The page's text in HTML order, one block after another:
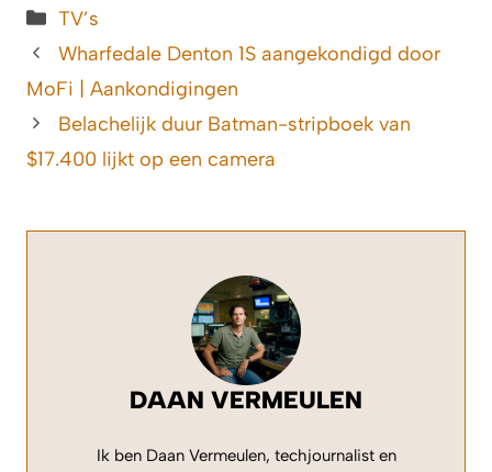
Categorieën
TV’s
Wharfedale Denton 1S aangekondigd door
MoFi | Aankondigingen
Belachelijk duur Batman-stripboek van
$17.400 lijkt op een camera
DAAN VERMEULEN
Ik ben Daan Vermeulen, techjournalist en